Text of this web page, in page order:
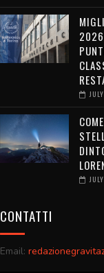
CONTATTI
Email: